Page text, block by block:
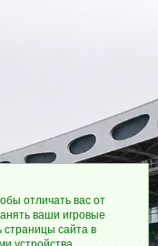
отличать вас от
ваши игровые
страницы сайта в